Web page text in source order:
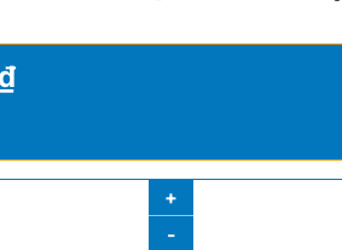
₫
BFV-2013S số lượng